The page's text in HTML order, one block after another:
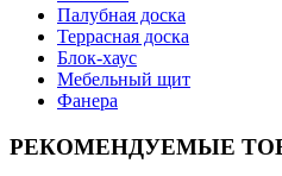
Палубная доска
Террасная доска
Блок-хаус
Мебельный щит
Фанера
РЕКОМЕНДУЕМЫЕ